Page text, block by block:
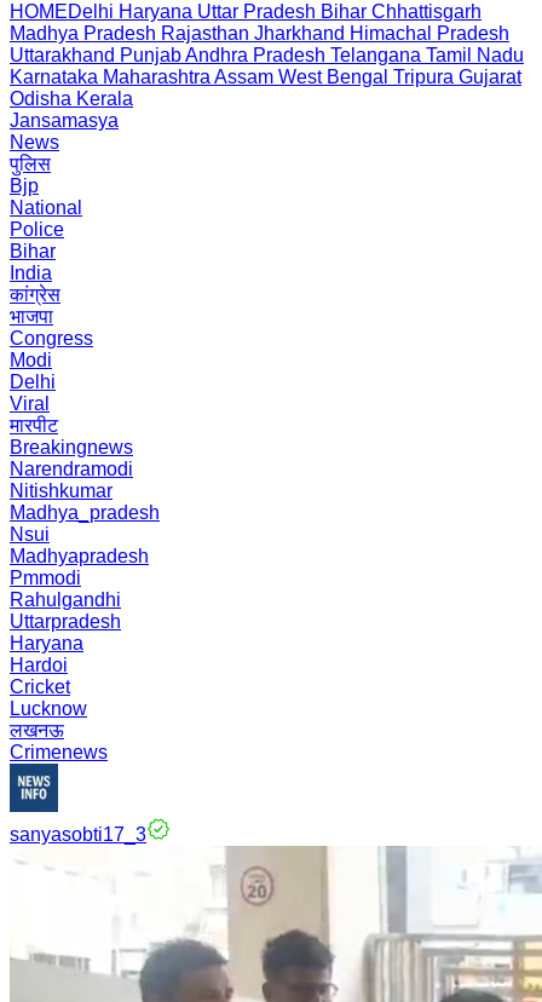
HOMEDelhi Haryana Uttar Pradesh Bihar Chhattisgarh
Madhya Pradesh Rajasthan Jharkhand Himachal Pradesh
Uttarakhand PunjabAndhra Pradesh Telangana Tamil Nadu
Karnataka Maharashtra Assam West Bengal Tripura Gujarat
Odisha Kerala
Jansamasya
News
पुलिस
Bjp
National
Police
Bihar
India
कांग्रेस
भाजपा
Congress
Modi
Delhi
Viral
मारपीट
Breakingnews
Narendramodi
Nitishkumar
Madhya_pradesh
Nsui
Madhyapradesh
Pmmodi
Rahulgandhi
Uttarpradesh
Haryana
Hardoi
Cricket
Lucknow
लखनऊ
Crimenews
sanyasobti17_3